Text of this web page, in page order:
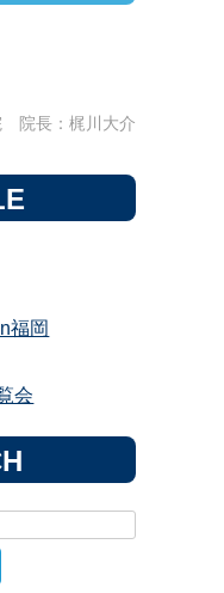
院長：梶川大介
福岡
会